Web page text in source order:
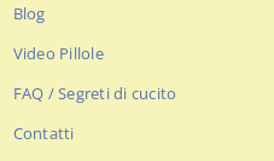
Blog
Video Pillole
FAQ / Segreti di cucito
Contatti